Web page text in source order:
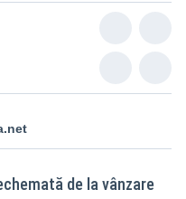
de la vânzare